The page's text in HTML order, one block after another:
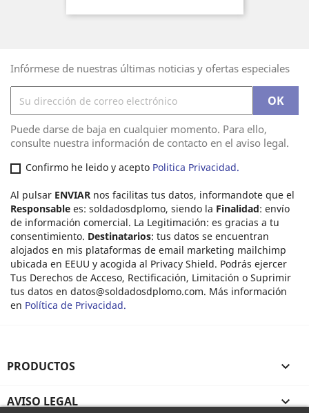
Infórmese de nuestras últimas noticias y ofertas especiales
Puede darse de baja en cualquier momento. Para ello,
consulte nuestra información de contacto en el aviso legal.
Confirmo he leido y acepto Politica Privacidad.
Al pulsar ENVIAR nos facilitas tus datos, informandote que el
Responsable es: soldadosdplomo, siendo la Finalidad: envío
de información comercial. La Legitimación: es gracias a tu
consentimiento. Destinatarios: tus datos se encuentran
alojados en mis plataformas de email marketing mailchimp
ubicada en EEUU y acogida al Privacy Shield. Podrás ejercer
Tus Derechos de Acceso, Rectificación, Limitación o Suprimir
tus datos en datos@soldadosdplomo.com. Más información
en Política de Privacidad.
PRODUCTOS 
AVISO LEGAL 